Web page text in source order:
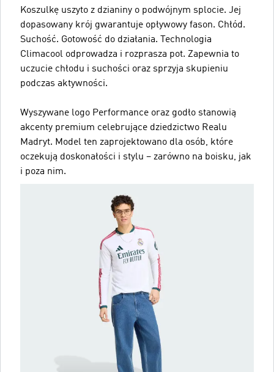
Koszulkę uszyto z dzianiny o podwójnym splocie. Jej
dopasowany krój gwarantuje opływowy fason. Chłód.
Suchość. Gotowość do działania. Technologia
Climacool odprowadza i rozprasza pot. Zapewnia to
uczucie chłodu i suchości oraz sprzyja skupieniu
podczas aktywności.
Wyszywane logo Performance oraz godło stanowią
akcenty premium celebrujące dziedzictwo Realu
Madryt. Model ten zaprojektowano dla osób, które
oczekują doskonałości i stylu – zarówno na boisku, jak
i poza nim.